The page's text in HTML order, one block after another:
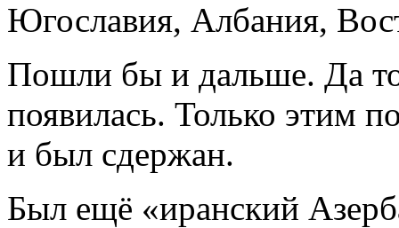
Югославия, Албания,
Пошли бы и дальше. Да
появилась. Только этим
и был сдержан.
Был ещё «иранский